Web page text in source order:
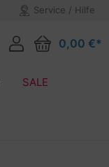
Service / Hilfe
0,00 €*
SALE